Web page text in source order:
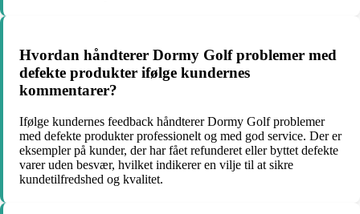
Hvordan håndterer Dormy Golf problemer med
defekte produkter ifølge kundernes
kommentarer?
Ifølge kundernes feedback håndterer Dormy Golf problemer
med defekte produkter professionelt og med god service. Der er
eksempler på kunder, der har fået refunderet eller byttet defekte
varer uden besvær, hvilket indikerer en vilje til at sikre
kundetilfredshed og kvalitet.